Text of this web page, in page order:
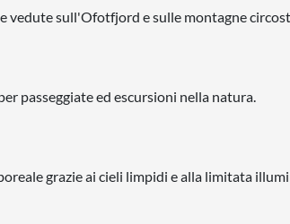
vedute sull'Ofotfjord e sulle montagne
passeggiate ed escursioni nella natura.
grazie ai cieli limpidi e alla limitata